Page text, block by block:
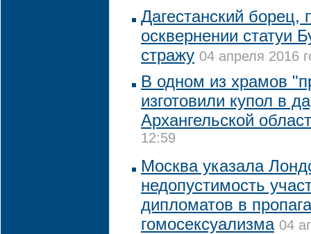
Дагестанский борец,
осквернении статуи
стражу 04 апреля 2016
В одном из храмов
изготовили купол в
Архангельской
12:59
Москва указала
недопустимость
дипломатов в
гомосексуализма 04